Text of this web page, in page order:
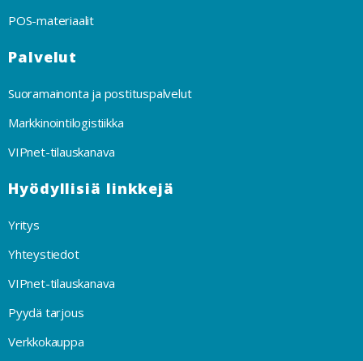
POS-materiaalit
Palvelut
Suoramainonta ja postituspalvelut
Markkinointilogistiikka
VIPnet-tilauskanava
Hyödyllisiä linkkejä
Yritys
Yhteystiedot
VIPnet-tilauskanava
Pyydä tarjous
Verkkokauppa